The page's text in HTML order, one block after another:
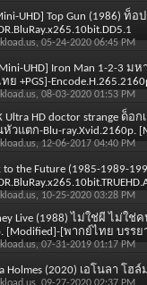
UHD] Top Gun (1986)
, 05-24-2020 06:45 PM
UHD] Iron Man 1-2-3 ม
ย +PGS]-
, 08-03-2020 01:53 PM
Ultra HD doctor strange
หัวแตก-Blu-
, 12-06-2017 04:40 PM
to the Future (1985-1989-
, 10-25-2020 03:28 PM
Live (1988) ไม่ใช่ผี ไม่ใช่
[Modified]-[พากย์ไทย บรร
, 07-31-2019 01:17 PM
Holmes (2020) เอโนลา โ